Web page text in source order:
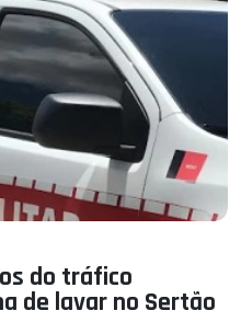
do tráfico
de lavar no Sertão